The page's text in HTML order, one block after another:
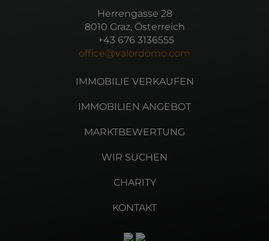
Herrengasse 28
8010 Graz, Österreich
+43 676 3136555
office@valordomo.com
IMMOBILIE VERKAUFEN
IMMOBILIEN ANGEBOT
MARKTBEWERTUNG
WIR SUCHEN
CHARITY
KONTAKT